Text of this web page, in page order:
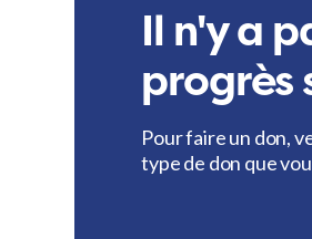
Il n'y a
progrès
Pour faire un don,
type de don que